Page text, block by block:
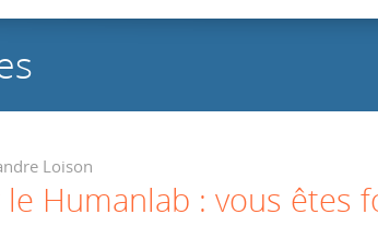
Loison
Humanlab : vous êtes